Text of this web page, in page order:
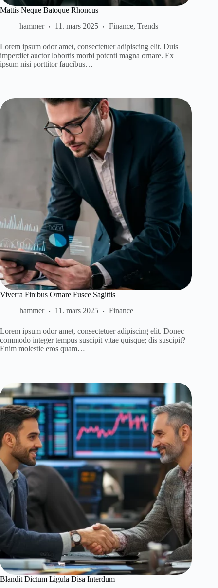
Mattis Neque Batoque Rhoncus
hammer
11. mars 2025 Finance, Trends
Lorem ipsum odor amet, consectetuer adipiscing elit. Duis
imperdiet auctor lobortis morbi potenti magna ornare. Ex
ipsum nisi porttitor faucibus…
Viverra Finibus Ornare Fusce Sagittis
hammer
11. mars 2025 Finance
Lorem ipsum odor amet, consectetuer adipiscing elit. Donec
commodo integer tempus suscipit vitae quisque; dis suscipit?
Enim molestie eros quam…
Blandit Dictum Ligula Disa Interdum